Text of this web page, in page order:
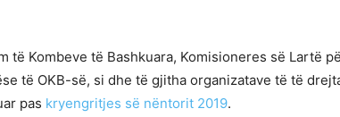
Kombeve të Bashkuara, Komisioneres së Lartë
të OKB-së, si dhe të gjitha organizatave të të
pas kryengritjes së nëntorit 2019.